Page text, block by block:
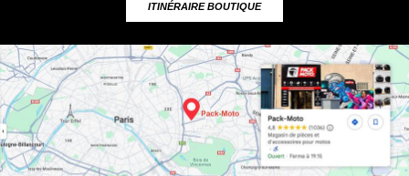
ITINÉRAIRE BOUTIQUE